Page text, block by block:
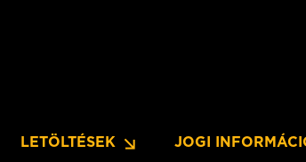
LETÖLTÉSEK JOGI